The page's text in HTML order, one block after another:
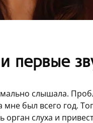
первые
слышала.
был всего год.
слуха и